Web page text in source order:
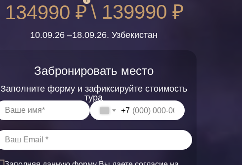
10.09.26 –18.09.26. Узбекистан
134990 ₽ \ 139990 ₽
Забронировать место
Заполните форму и зафиксируйте стоимость
тура
+7